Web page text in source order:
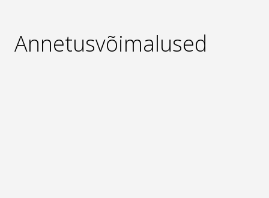
Annetusvõimalused